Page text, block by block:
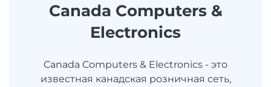
Canada Computers &
Electronics
Canada Computers & Electronics - это
известная канадская розничная сеть,